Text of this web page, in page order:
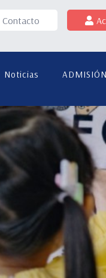
Contacto
Noticias